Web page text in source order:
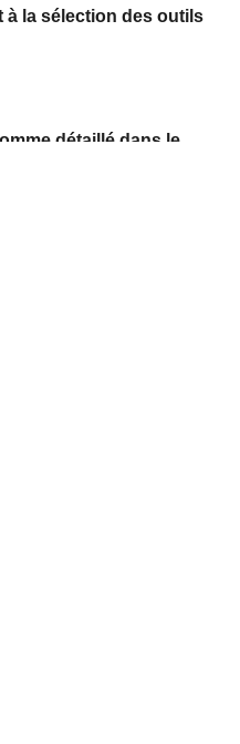
la sélection des outils
détaillé dans le